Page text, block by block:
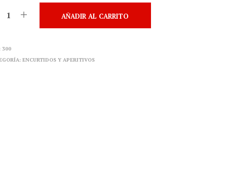
AÑADIR AL CARRITO
300
ENCURTIDOS Y APERITIVOS